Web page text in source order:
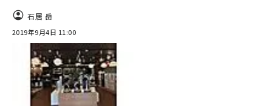
石居 岳
2019年9月4日 11:00